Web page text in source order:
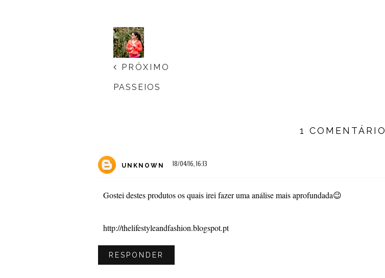
PRÓXIMO
PASSEIOS
1 COMENTÁRIO
UNKNOWN 18/04/16, 16:13
Gostei destes produtos os quais irei fazer uma análise mais aprofundada😉
http://thelifestyleandfashion.blogspot.pt
RESPONDER